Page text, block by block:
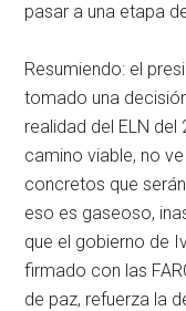
pasar a una etapa
Resumiendo: el
tomado una
realidad del ELN
camino viable, no
concretos que
eso es gaseoso,
que el gobierno de
firmado con las
de paz, refuerza la